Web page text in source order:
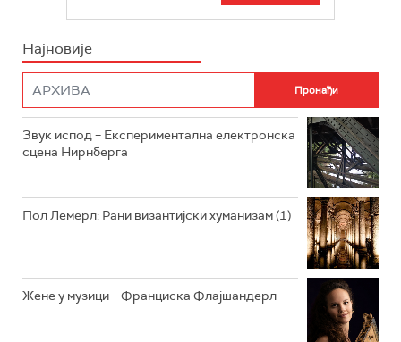
РАДИО РОКЕНРОЛЕР
РАДИО ЏЕЗЕР
ИНФО
Најновије
Звук испод – Експериментална електронска
сцена Нирнберга
Пол Лемерл: Рани византијски хуманизам (1)
Жене у музици – Франциска Флајшандерл